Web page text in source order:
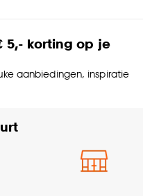
5,- korting op je
aanbiedingen, inspiratie